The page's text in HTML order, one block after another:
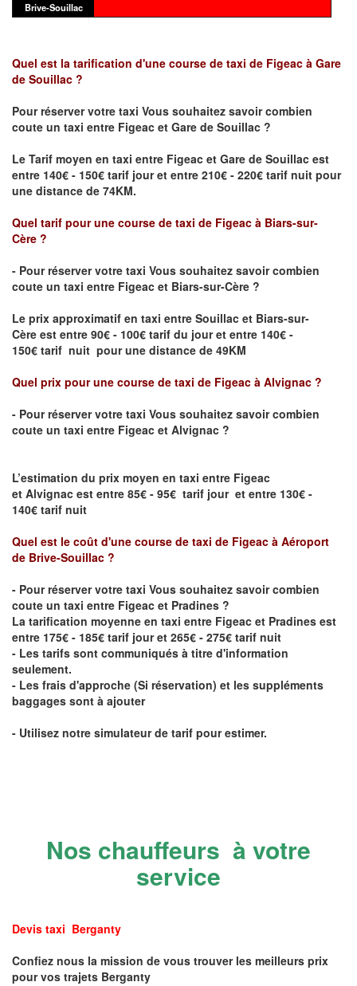
Brive-Souillac
Quel est la tarification d'une course de taxi de Figeac à Gare
de Souillac ?
Pour réserver votre taxi Vous souhaitez savoircombien
coute un taxi entre Figeac et Gare de Souillac ?
Le Tarif moyen en taxi entre Figeac et Gare de Souillac est
entre 140€ - 150€ tarif jour et entre 210€ - 220€ tarif nuit pour
une distance de 74KM.
Quel tarif pour une course de taxi de Figeac à Biars-sur-
Cère ?
- Pour réserver votre taxi Vous souhaitez savoircombien
coute un taxi entre Figeac et Biars-sur-Cère ?
Le prix approximatif en taxi entre Souillac et Biars-sur-
Cère est entre 90€ - 100€ tarif du jour et entre 140€ -
150€ tarif nuit pour une distance de 49KM
Quel prix pour une course de taxi de Figeac à Alvignac ?
- Pour réserver votre taxi Vous souhaitez savoircombien
coute un taxi entre Figeac et Alvignac ?
L’estimation du prix moyen en taxi entre Figeac
et Alvignac est entre 85€ - 95€ tarif jour et entre 130€ -
140€ tarif nuit
Quel est le coût d'une course de taxi de Figeac à Aéroport
de Brive-Souillac ?
- Pour réserver votre taxi Vous souhaitez savoircombien
coute un taxi entre Figeac et Pradines ?
La tarification moyenne en taxi entre Figeac et Pradines est
entre 175€ - 185€ tarif jour et 265€ - 275€ tarif nuit
- Les tarifs sont communiqués à titre d'information
seulement.
- Les frais d'approche (Si réservation) et les suppléments
baggages sont à ajouter
- Utilisez notre simulateur de tarif pour estimer.
Nos chauffeurs à votre
service
Devis taxi Berganty
Confiez nous la mission de vous trouver les meilleurs prix
pour vos trajets Berganty